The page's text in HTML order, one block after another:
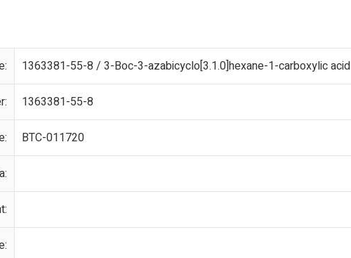
1363381-55-8 / 3-Boc-3-azabicyclo[3.1.0]hexane-1-carboxylic acid
1363381-55-8
BTC-011720